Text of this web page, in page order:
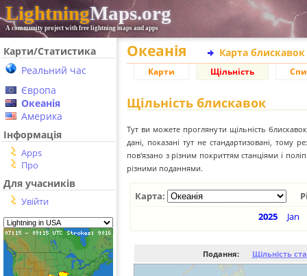
LightningMaps.org
A community project with free lightning maps and apps
Карти/Статистика
Реальний час
Європа
Океанія
Америка
Інформація
Apps
Про
Для учасників
Увійти
Океанія Карта
Карти Щільність
Щільність блискавок
Тут ви можете проглянути щільність
дані, показані тут не стандартизовані, тому
пов'язано з різним покриттям станціями і
різними поданнями.
Карта:
2025
Jan
Подання: Щільність